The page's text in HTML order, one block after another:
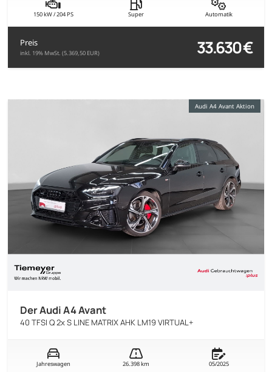
150 kW / 204 PS Super Automatik
Preis
inkl. 19% MwSt. (5.369,50 EUR) 33.630 €
Audi A4 Avant Aktion
Der Audi A4 Avant
40 TFSI Q 2x S LINE MATRIX AHK LM19 VIRTUAL+
Jahreswagen 26.398 km 05/2025